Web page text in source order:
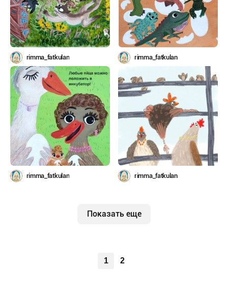
rimma_fatkulan rimma_fatkulan
rimma_fatkulan rimma_fatkulan
Показать еще
1 2